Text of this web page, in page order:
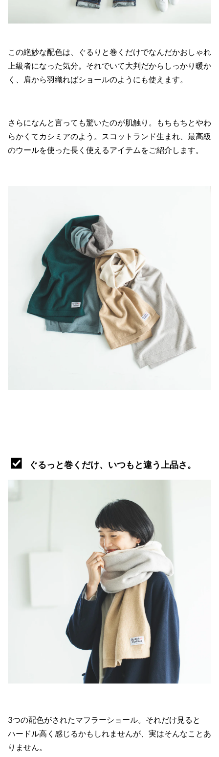
この絶妙な配色は、ぐるりと巻くだけでなんだかおしゃれ
上級者になった気分。それでいて大判だからしっかり暖か
く、肩から羽織ればショールのようにも使えます。
さらになんと言っても驚いたのが肌触り。もちもちとやわ
らかくてカシミアのよう。スコットランド生まれ、最高級
のウールを使った長く使えるアイテムをご紹介します。
ぐるっと巻くだけ、いつもと違う上品さ。
3つの配色がされたマフラーショール。それだけ見ると
ハードル高く感じるかもしれませんが、実はそんなことあ
りません。